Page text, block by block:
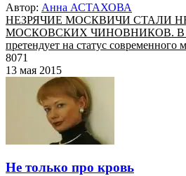
Автор: Анна АСТАХОВА
НЕЗРЯЧИЕ МОСКВИЧИ СТАЛИ
МОСКОВСКИХ ЧИНОВНИКОВ. В
претендует на статус современного
8071
13 мая 2015
Не только про кровь